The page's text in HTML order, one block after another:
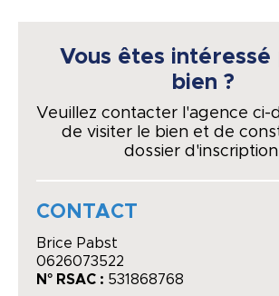
Vous êtes intéressé
bien ?
Veuillez contacter l'agence ci-
de visiter le bien et de
dossier
CONTACT
Brice Pabst
0626073522
N° RSAC : 531868768